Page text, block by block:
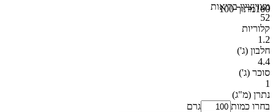
100מתוך 100מצויןציון בריאות
52
קלוריות
1.2
חלבון (ג')
4.4
סוכר (ג')
1
נתרן (מ"ג)
בחרו כמות
גרם